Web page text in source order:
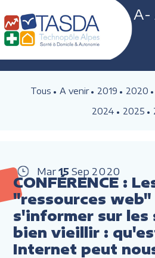
A-
Tous A venir 2019 2020
2024
2025
Mar 15 Sep 2020
CONFÉRENCE :
"ressources web"
s'informer sur les
bien vieillir :
Internet peut